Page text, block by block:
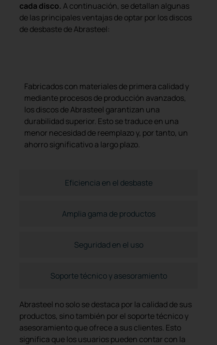
cada disco. A continuación, se detallan algunas
de las principales ventajas de optar por los discos
de desbaste de Abrasteel:
Eficiencia en el desbaste
Amplia gama de productos
Seguridad en el uso
Soporte técnico y asesoramiento
Fabricados con materiales de primera calidad y
mediante procesos de producción avanzados,
los discos de Abrasteel garantizan una
durabilidad superior. Esto se traduce en una
menor necesidad de reemplazo y, por tanto, un
ahorro significativo a largo plazo.
Abrasteel no solo se destaca por la calidad de sus
productos, sino también por el soporte técnico y
asesoramiento que ofrece a sus clientes. Esto
significa que los usuarios pueden contar con la